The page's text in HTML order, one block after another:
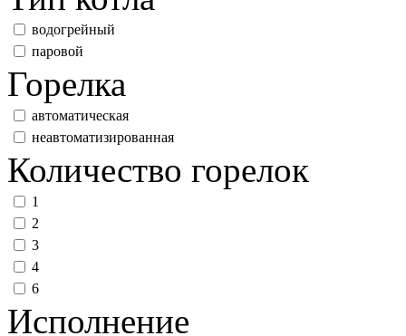
водогрейный
паровой
Горелка
автоматическая
неавтоматизированная
Количество горелок
1
2
3
4
6
Исполнение